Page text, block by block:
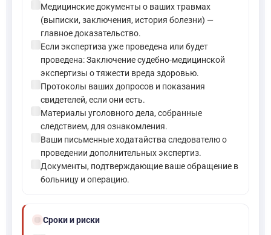
Медицинские документы о ваших травмах
(выписки, заключения, история болезни) —
главное доказательство.
Если экспертиза уже проведена или будет
проведена: Заключение судебно-медицинской
экспертизы о тяжести вреда здоровью.
Протоколы ваших допросов и показания
свидетелей, если они есть.
Материалы уголовного дела, собранные
следствием, для ознакомления.
Ваши письменные ходатайства следователю о
проведении дополнительных экспертиз.
Документы, подтверждающие ваше обращение в
больницу и операцию.
Сроки и риски